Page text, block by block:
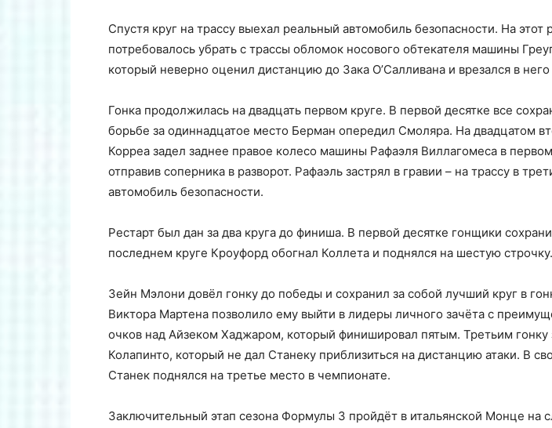
Спустя круг на трассу выехал реальный автомобиль безопасности. На этот
потребовалось убрать с трассы обломок носового обтекателя машины
который неверно оценил дистанцию до Зака О’Салливана и врезался в него
Гонка продолжилась на двадцать первом круге. В первой десятке все
борьбе за одиннадцатое место Берман опередил Смоляра. На двадцатом
Корреа задел заднее правое колесо машины Рафаэля Виллагомеса в
отправив соперника в разворот. Рафаэль застрял в гравии – на трассу в
автомобиль безопасности.
Рестарт был дан за два круга до финиша. В первой десятке гонщики
последнем круге Кроуфорд обогнал Коллета и поднялся на шестую строчку.
Зейн Мэлони довёл гонку до победы и сохранил за собой лучший круг в
Виктора Мартена позволило ему выйти в лидеры личного зачёта с
очков над Айзеком Хаджаром, который финишировал пятым. Третьим гонку
Колапинто, который не дал Станеку приблизиться на дистанцию атаки. В
Станек поднялся на третье место в чемпионате.
Заключительный этап сезона Формулы 3 пройдёт в итальянской Монце на